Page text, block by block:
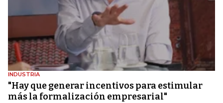
INDUSTRIA
"Hay que generar incentivos para estimular
más la formalización empresarial"